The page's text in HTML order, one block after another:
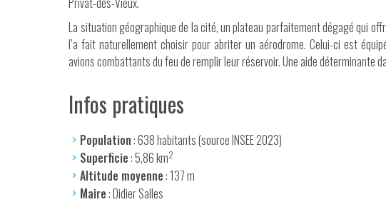
La situation géographique de la cité, un plateau parfaitement dégagé qui
l’a fait naturellement choisir pour abriter un aérodrome. Celui-ci est
avions combattants du feu de remplir leur réservoir. Une aide déterminante
Infos pratiques
Population: 638 habitants (source INSEE 2023)
Superficie: 5,86 km2
Altitude moyenne: 137 m
Maire: Didier Salles